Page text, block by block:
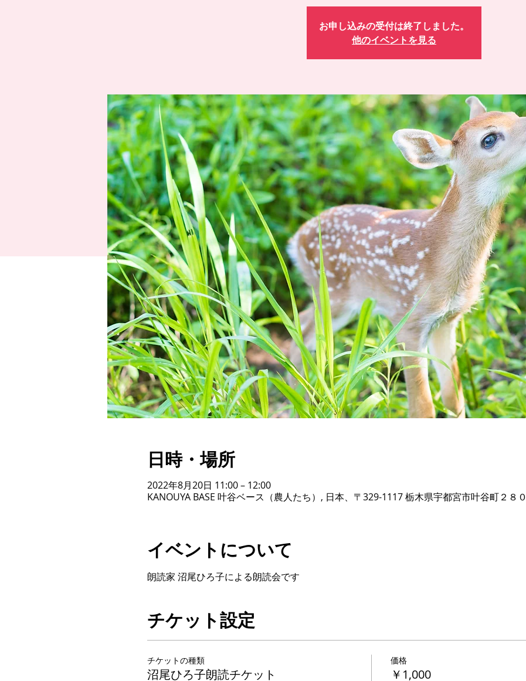
お申し込みの受付は終了しました。
他のイベントを見る
日時・場所
2022年8月20日 11:00 – 12:00
KANOUYA BASE 叶谷ベース（農人たち）, 日本、〒329-1117 栃木県宇都宮市叶谷町２８０
イベントについて
朗読家 沼尾ひろ子による朗読会です
チケット設定
チケットの種類
沼尾ひろ子朗読チケット
価格
￥1,000